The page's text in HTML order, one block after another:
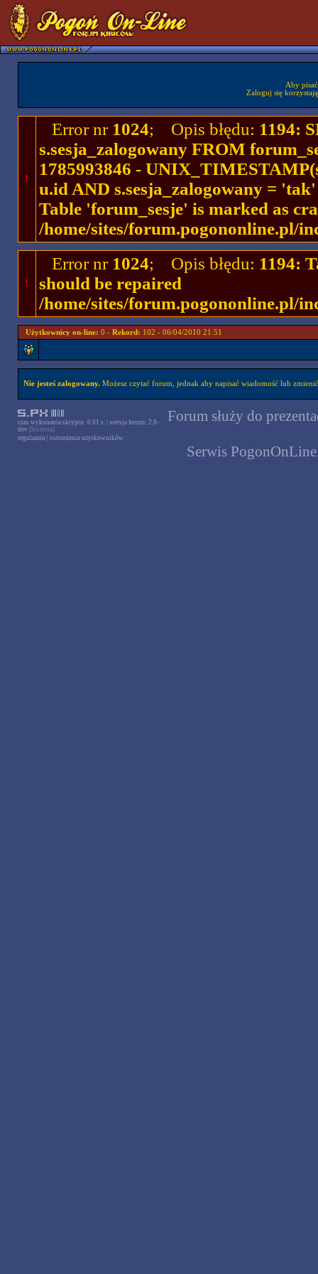
Aby
Zaloguj się
!
Error nr 1024; Opis błędu: 1194:
s.sesja_zalogowany FROM
1785993846 -
u.id AND s.sesja_zalogowany =
Table 'forum_sesje' is marked as
/home/sites/forum.pogononline.pl/
!
Error nr 1024; Opis błędu: 1194:
should be repaired
/home/sites/forum.pogononline.pl/
Użytkownicy on-line: 0 - Rekord: 102 - 06/04/2010 21:51
Nie jesteś zalogowany.Możesz czytać forum, jednak aby napisać wiadomość lub
czas wykonania skryptu: 0.01 s. | wersja forum: 2.0-
dev [historia]
regulamin
ostrzeżenia użytkowników
Forum służy do
Serwis